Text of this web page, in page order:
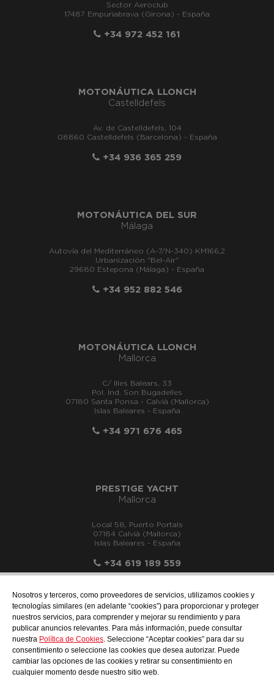
Nosotros y terceros, como proveedores de servicios, utilizamos cookies y
tecnologías similares (en adelante “cookies”) para proporcionar y proteger
nuestros servicios, para comprender y mejorar su rendimiento y para
publicar anuncios relevantes. Para más información, puede consultar
nuestra Política de Cookies. Seleccione “Aceptar cookies” para dar su
consentimiento o seleccione las cookies que desea autorizar. Puede
cambiar las opciones de las cookies y retirar su consentimiento en
cualquier momento desde nuestro sitio web.
Sector Aeroclub
17487 Empuriabrava (Girona) - España
+34 972 452 161
MOTONÁUTICA LLONCH
Castelldefels
Av. de Castelldefels, 104
08860 Castelldefels (Barcelona) - España
+34 936 365 259
MOTONÁUTICA DEL SUR
Málaga
Autovía del Mediterráneo (A-7/N-340) KM166,2
Urbanización "Bel-Air"
29680 Estepona (Málaga) - España
+34 952 882 546
MOTONÁUTICA LLONCH
Mallorca
C/ Illes Balears, 33
Pol. Ind. Son Bugadelles
07180 Santa Ponsa - Calvià (Mallorca)
Islas Baleares - España
+34 971 676 465
PRESTIGE YACHT
Mallorca
Local 58, Puerto Portals
07184 Calvià (Mallorca)
Islas Baleares - España
+34 619 189 559
info@motonauticallonch.com